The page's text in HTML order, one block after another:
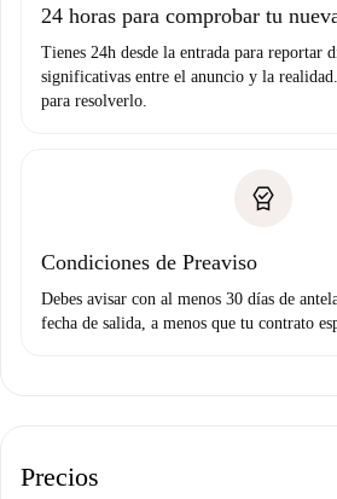
24 horas para comprobar tu
Tienes 24h desde la entrada para reportar
significativas entre el anuncio y la
para resolverlo.
Condiciones de Preaviso
Debes avisar con al menos 30 días de
fecha de salida, a menos que tu contrato
Precios